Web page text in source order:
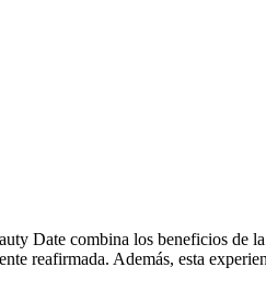
Date combina los beneficios de
reafirmada. Además, esta